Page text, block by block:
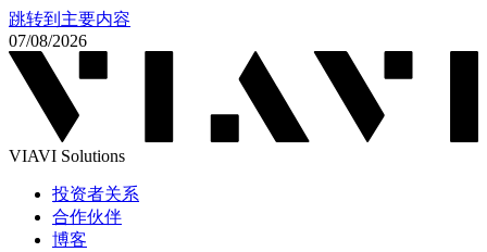
跳转到主要内容
07/08/2026
VIAVI Solutions
投资者关系
合作伙伴
博客